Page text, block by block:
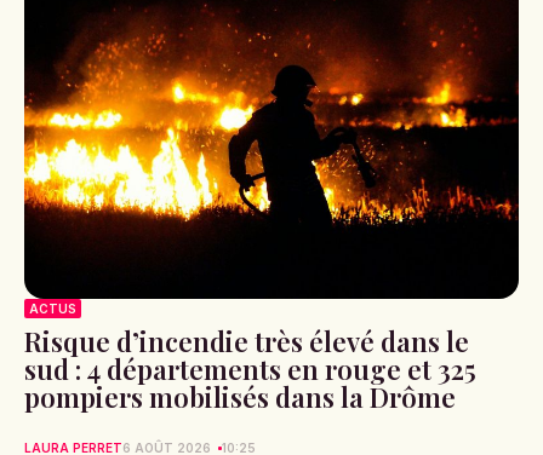
ACTUS
Risque d’incendie très élevé dans le
sud : 4 départements en rouge et 325
pompiers mobilisés dans la Drôme
LAURA PERRET6 AOÛT 2026 10:25